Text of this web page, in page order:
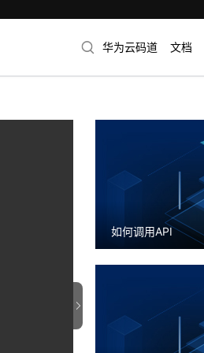
华为云码道 文档
如何调用API